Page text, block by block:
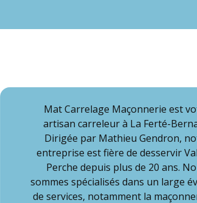
Mat Carrelage Maçonnerie est
artisan carreleur à La Ferté-
Dirigée par Mathieu Gendron,
entreprise est fière de desservir
Perche depuis plus de 20 ans.
sommes spécialisés dans un large
de services, notamment la